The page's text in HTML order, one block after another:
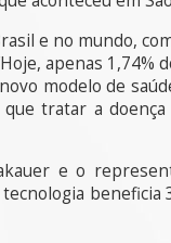
e no mundo,
apenas
modelo de
tratar a
e o
beneficia